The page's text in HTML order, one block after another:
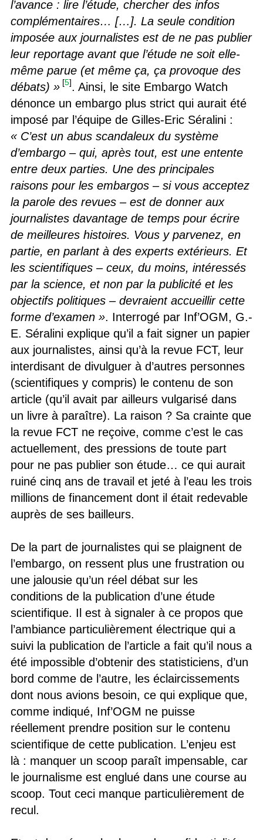
l’avance : lire l’étude, chercher des infos
complémentaires… […]. La seule condition
imposée aux journalistes est de ne pas publier
leur reportage avant que l’étude ne soit elle-
même parue (et même ça, ça provoque des
débats) » [5]. Ainsi, le site Embargo Watch
dénonce un embargo plus strict qui aurait été
imposé par l’équipe de Gilles-Eric Séralini :
« C’est un abus scandaleux du système
d’embargo – qui, après tout, est une entente
entre deux parties. Une des principales
raisons pour les embargos – si vous acceptez
la parole des revues – est de donner aux
journalistes davantage de temps pour écrire
de meilleures histoires. Vous y parvenez, en
partie, en parlant à des experts extérieurs. Et
les scientifiques – ceux, du moins, intéressés
par la science, et non par la publicité et les
objectifs politiques – devraient accueillir cette
forme d’examen ». Interrogé par Inf’OGM, G.-
E. Séralini explique qu’il a fait signer un papier
aux journalistes, ainsi qu’à la revue FCT, leur
interdisant de divulguer à d’autres personnes
(scientifiques y compris) le contenu de son
article (qu’il avait par ailleurs vulgarisé dans
un livre à paraître). La raison ? Sa crainte que
la revue FCT ne reçoive, comme c’est le cas
actuellement, des pressions de toute part
pour ne pas publier son étude… ce qui aurait
ruiné cinq ans de travail et jeté à l’eau les trois
millions de financement dont il était redevable
auprès de ses bailleurs.
De la part de journalistes qui se plaignent de
l’embargo, on ressent plus une frustration ou
une jalousie qu’un réel débat sur les
conditions de la publication d’une étude
scientifique. Il est à signaler à ce propos que
l’ambiance particulièrement électrique qui a
suivi la publication de l’article a fait qu’il nous a
été impossible d’obtenir des statisticiens, d’un
bord comme de l’autre, les éclaircissements
dont nous avions besoin, ce qui explique que,
comme indiqué, Inf’OGM ne puisse
réellement prendre position sur le contenu
scientifique de cette publication. L’enjeu est
là : manquer un scoop paraît impensable, car
le journalisme est englué dans une course au
scoop. Tout ceci manque particulièrement de
recul.